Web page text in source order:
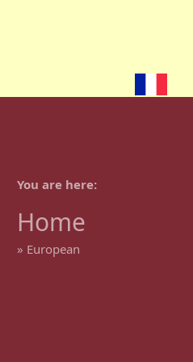
You are here
Home
» European